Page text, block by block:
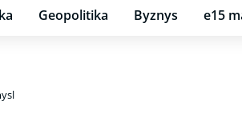
Geopolitika Byznys e15